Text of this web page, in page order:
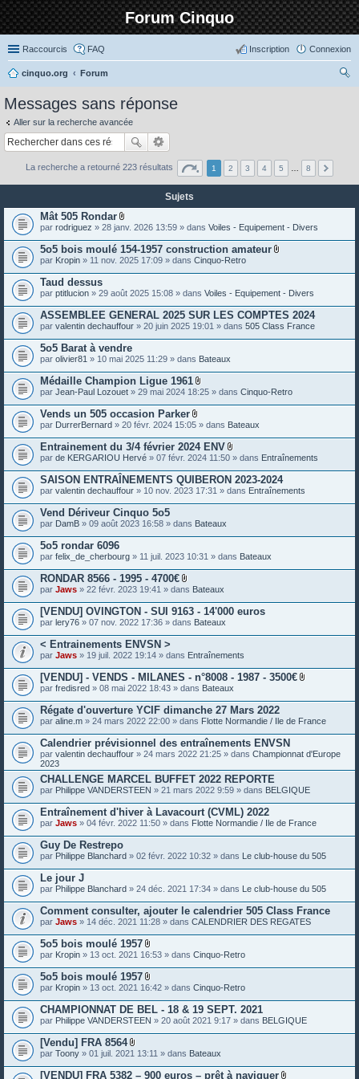
Forum Cinquo
Raccourcis FAQ Connexion
Inscription
cinquo.org
Forum
Messages sans réponse
Aller sur la recherche avancée
La recherche a retourné 223 résultats 1 2 3 4 5 8
Sujets
Mât 505 Rondar
P
è
c
e
s
o
n
t
e
s
par rodriguez » 28 janv. 2026 13:59 » dans Voiles - Equipement - Divers
5o5 bois moulé 154-1957 construction amateur
è
e
s
j
o
s
par Kropin » 11 nov. 2025 17:09 » dans Cinquo-Retro
Taud dessus
par ptitlucion » 29 août 2025 15:08 » dans Voiles - Equipement - Divers
ASSEMBLEE GENERAL 2025 SUR LES COMPTES 2024
par valentin dechauffour » 20 juin 2025 19:01 » dans 505 Class France
5o5 Barat à vendre
par olivier81 » 10 mai 2025 11:29 » dans Bateaux
Médaille Champion Ligue 1961
P
è
e
s
o
n
t
e
s
par Jean-Paul Lozouet » 29 mai 2024 18:25 » dans Cinquo-Retro
Vends un 505 occasion Parker
P
è
c
e
s
j
o
t
e
s
par DurrerBernard » 20 févr. 2024 15:05 » dans Bateaux
Entrainement du 3/4 février 2024 ENV
P
è
c
e
s
e
s
par de KERGARIOU Hervé » 07 févr. 2024 11:50 » dans Entraînements
SAISON ENTRAÎNEMENTS QUIBERON 2023-2024
par valentin dechauffour » 10 nov. 2023 17:31 » dans Entraînements
Vend Dériveur Cinquo 5o5
par DamB » 09 août 2023 16:58 » dans Bateaux
5o5 rondar 6096
par felix_de_cherbourg » 11 juil. 2023 10:31 » dans Bateaux
RONDAR 8566 - 1995 - 4700€
P
è
c
e
s
o
e
s
par Jaws » 22 févr. 2023 19:41 » dans Bateaux
[VENDU] OVINGTON - SUI 9163 - 14'000 euros
par lery76 » 07 nov. 2022 17:36 » dans Bateaux
< Entrainements ENVSN >
par Jaws » 19 juil. 2022 19:14 » dans Entraînements
[VENDU] - VENDS - MILANES - n°8008 - 1987 - 3500€
è
e
s
o
n
e
s
par fredisred » 08 mai 2022 18:43 » dans Bateaux
Régate d'ouverture YCIF dimanche 27 Mars 2022
par aline.m » 24 mars 2022 22:00 » dans Flotte Normandie / Ile de France
Calendrier prévisionnel des entraînements ENVSN
par valentin dechauffour » 24 mars 2022 21:25 » dans Championnat d'Europe
2023
CHALLENGE MARCEL BUFFET 2022 REPORTE
par Philippe VANDERSTEEN » 21 mars 2022 9:59 » dans BELGIQUE
Entraînement d'hiver à Lavacourt (CVML) 2022
par Jaws » 04 févr. 2022 11:50 » dans Flotte Normandie / Ile de France
Guy De Restrepo
par Philippe Blanchard » 02 févr. 2022 10:32 » dans Le club-house du 505
Le jour J
par Philippe Blanchard » 24 déc. 2021 17:34 » dans Le club-house du 505
Comment consulter, ajouter le calendrier 505 Class France
par Jaws » 14 déc. 2021 11:28 » dans CALENDRIER DES REGATES
5o5 bois moulé 1957
P
è
e
s
o
t
e
s
par Kropin » 13 oct. 2021 16:53 » dans Cinquo-Retro
5o5 bois moulé 1957
P
è
c
e
s
o
n
par Kropin » 13 oct. 2021 16:42 » dans Cinquo-Retro
CHAMPIONNAT DE BEL - 18 & 19 SEPT. 2021
par Philippe VANDERSTEEN » 20 août 2021 9:17 » dans BELGIQUE
[Vendu] FRA 8564
P
è
par Toony » 01 juil. 2021 13:11 » dans Bateaux
[VENDU] FRA 5382 – 900 euros – prêt à naviguer